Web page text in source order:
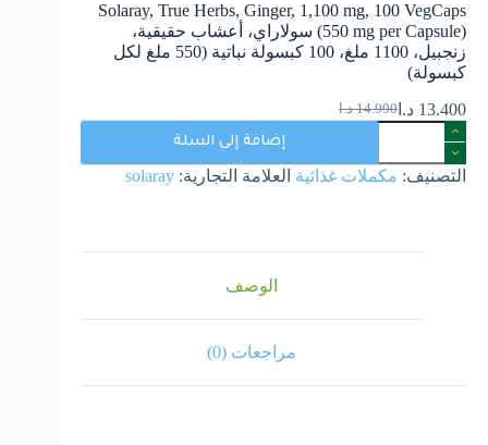
Solaray, True Herbs, Ginger, 1,100 mg, 100 VegCaps
(550 mg per Capsule) سولاراي، أعشاب حقيقية،
زنجبيل، 1100 ملغ، 100 كبسولة نباتية (550 ملغ لكل
كبسولة)
14.990 د.ا 13.400 د.ا
إضافة إلى السلة
التصنيف: مكملات غذائية العلامة التجارية: solaray
الوصف
مراجعات (0)